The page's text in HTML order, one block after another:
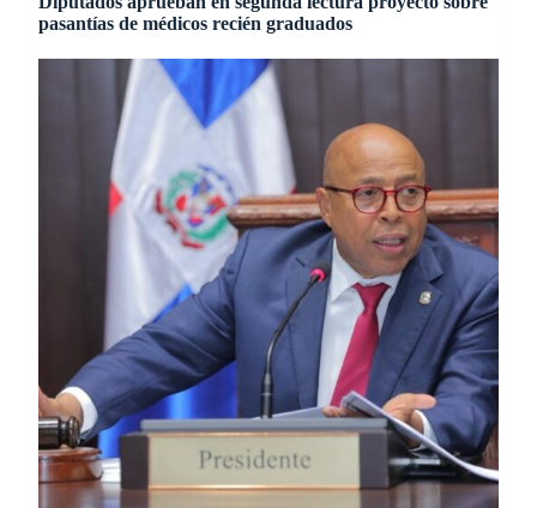
pasantías de médicos recién graduados